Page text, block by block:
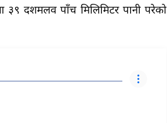
३९ दशमलव पाँच मिलिमिटर पानी परेको